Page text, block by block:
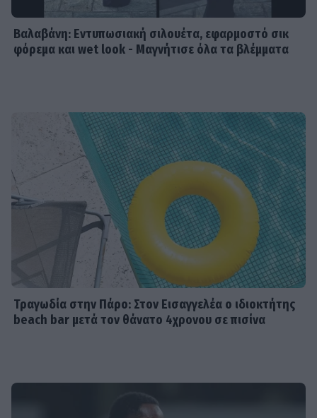
Βαλαβάνη: Εντυπωσιακή σιλουέτα, εφαρμοστό σικ
φόρεμα και wet look - Μαγνήτισε όλα τα βλέμματα
Τραγωδία στην Πάρο: Στον Εισαγγελέα ο ιδιοκτήτης
beach bar μετά τον θάνατο 4χρονου σε πισίνα